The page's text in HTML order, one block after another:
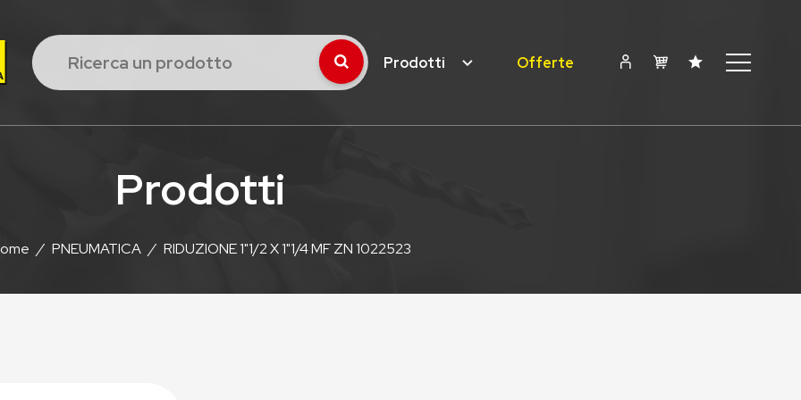
Prodotti Offerte
Prodotti
/ PNEUMATICA / RIDUZIONE 1"1/2 X 1"1/4 MF ZN 1022523